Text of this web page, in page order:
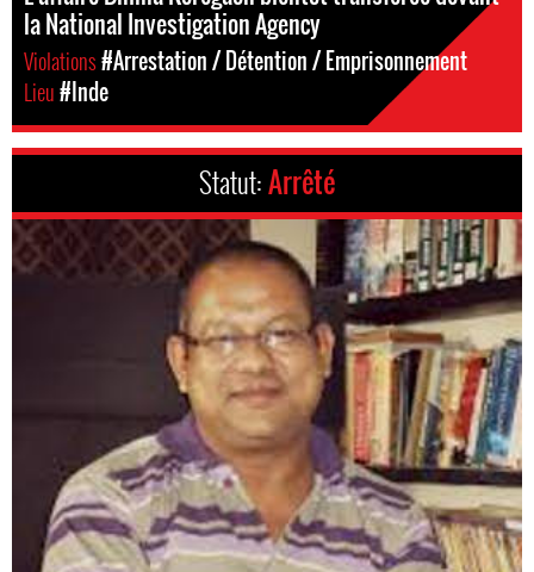
la National Investigation Agency
Violations#Arrestation / Détention / Emprisonnement
Lieu#Inde
Statut:Arrêté